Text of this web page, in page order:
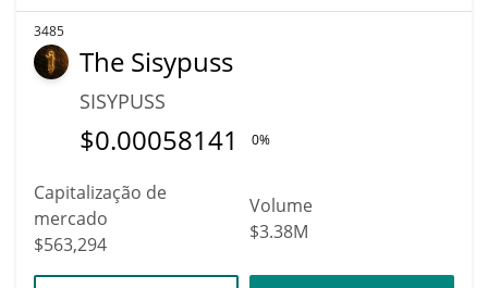
3485
The Sisypuss
SISYPUSS
$0.00058141 0%
Capitalização de
mercado
$563,294
Volume
$3.38M